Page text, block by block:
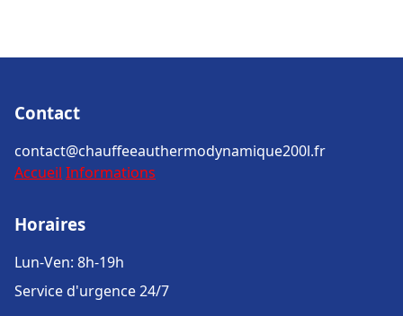
Contact
contact@chauffeeauthermodynamique200l.fr
Accueil Informations
Horaires
Lun-Ven: 8h-19h
Service d'urgence 24/7